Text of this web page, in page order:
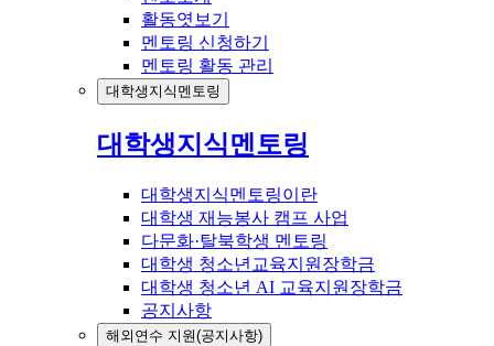
활동엿보기
멘토링 신청하기
멘토링 활동 관리
대학생지식멘토링
대학생지식멘토링
대학생지식멘토링이란
대학생 재능봉사 캠프 사업
다문화·탈북학생 멘토링
대학생 청소년교육지원장학금
대학생 청소년 AI 교육지원장학금
공지사항
해외연수 지원(공지사항)